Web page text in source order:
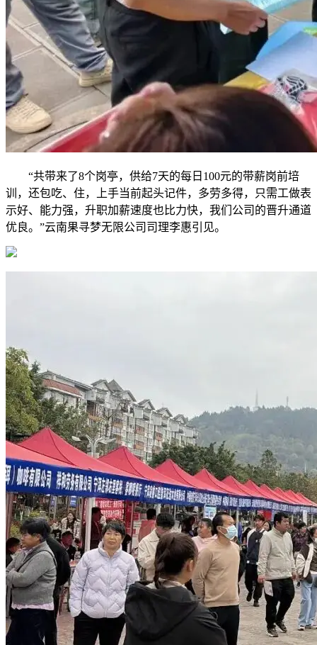
“共带来了8个岗亭，供给7天的每日100元的带薪岗前培
训，还包吃、住，上手当前起头记件，多劳多得，只需工做表
示好、能力强，升职加薪速度也比力快，我们公司的晋升通道
优良。”云南果寻梦无限公司司理李惠引见。